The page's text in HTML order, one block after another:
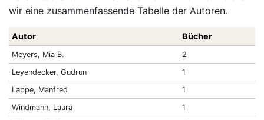
wir eine zusammenfassende Tabelle der Autoren.
Autor Bücher
Meyers, Mia B.
2
Leyendecker, Gudrun
1
Lappe, Manfred
1
Windmann, Laura
1